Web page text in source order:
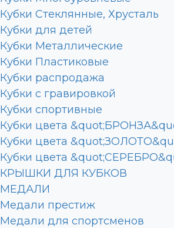
Кубки Стеклянные, Хрусталь
Кубки для детей
Кубки Металлические
Кубки Пластиковые
Кубки распродажа
Кубки с гравировкой
Кубки спортивные
Кубки цвета
Кубки цвета
Кубки цвета
КРЫШКИ ДЛЯ КУБКОВ
МЕДАЛИ
Медали престиж
Медали для спортсменов